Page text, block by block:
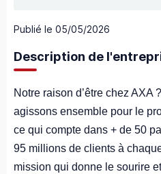
Publié le 05/05/2026
Description de
Notre raison d’être chez AXA
agissons ensemble pour le
ce qui compte dans + de 50
95 millions de clients à
mission qui donne le sourire